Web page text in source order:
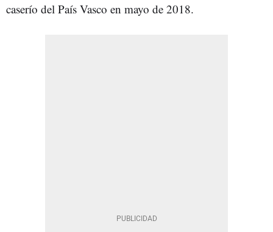
caserío del País Vasco en mayo de 2018.